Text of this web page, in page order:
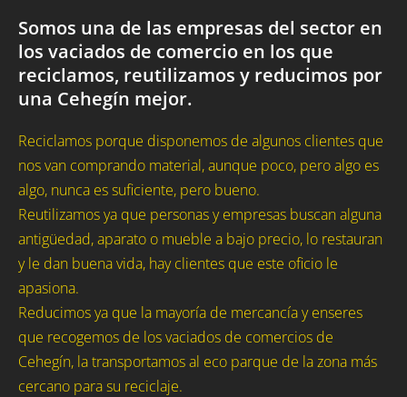
Somos una de las empresas del sector en
los vaciados de comercio en los que
reciclamos, reutilizamos y reducimos por
una Cehegín mejor.
Reciclamos porque disponemos de algunos clientes que
nos van comprando material, aunque poco, pero algo es
algo, nunca es suficiente, pero bueno.
Reutilizamos ya que personas y empresas buscan alguna
antigüedad, aparato o mueble a bajo precio, lo restauran
y le dan buena vida, hay clientes que este oficio le
apasiona.
Reducimos ya que la mayoría de mercancía y enseres
que recogemos de los vaciados de comercios de
Cehegín, la transportamos al eco parque de la zona más
cercano para su reciclaje.